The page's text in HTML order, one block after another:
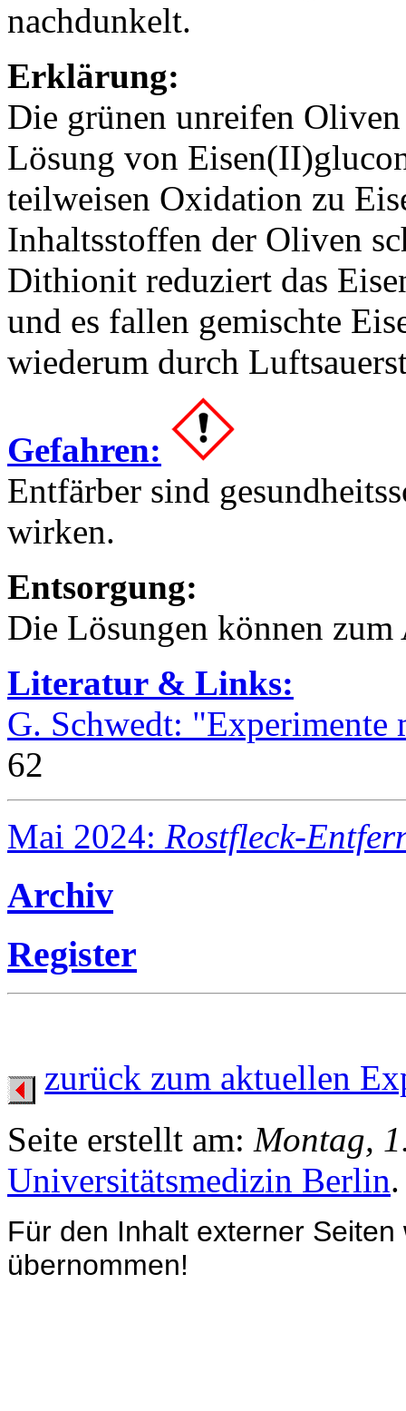
nachdunkelt.
Erklärung:
Die grünen unreifen
Lösung von
teilweisen Oxidation zu
Inhaltsstoffen der Oliven
Dithionit reduziert das
und es fallen gemischte
wiederum durch
Gefahren:
Entfärber sind
wirken.
Entsorgung:
Die Lösungen können zum
Literatur & Links:
G. Schwedt:
62
Mai 2024: Rostfleck-
Archiv
Register
zurück zum aktuellen
Seite erstellt am: Montag,
Universitätsmedizin Berlin
Für den Inhalt externer
übernommen!